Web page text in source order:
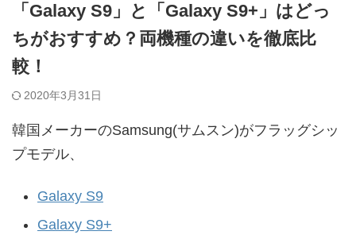
「Galaxy S9」と「Galaxy S9+」はどっ
ちがおすすめ？両機種の違いを徹底比
較！
2020年3月31日
韓国メーカーのSamsung(サムスン)がフラッグシッ
プモデル、
Galaxy S9
Galaxy S9+